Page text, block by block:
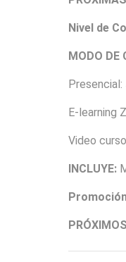
Nivel de
MODO DE
Presencial:
E-learning
Video
INCLUYE: